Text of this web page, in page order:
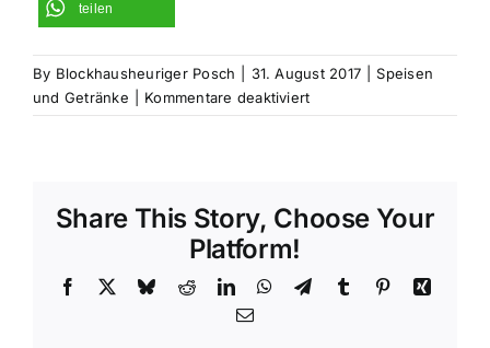
teilen
By Blockhausheuriger Posch 31. August 2017
Speisen
und Getränke
Kommentare deaktiviertfür
Prämierte
Nektare
Share This Story, Choose Your
Platform!
Facebook BlueskyRedditLinkedInWhatsApp
TelegramTumblr PinterestXing
Email